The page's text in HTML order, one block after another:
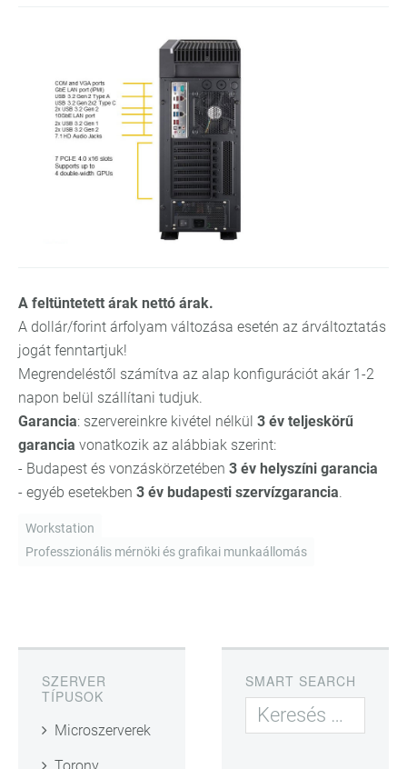
A feltüntetett árak nettó árak.
A dollár/forint árfolyam változása esetén az árváltoztatás
jogát fenntartjuk!
Megrendeléstől számítva az alap konfigurációt akár 1-2
napon belül szállítani tudjuk.
Garancia: szervereinkre kivétel nélkül 3 év teljeskörű
garancia vonatkozik az alábbiak szerint:
- Budapest és vonzáskörzetében 3 év helyszíni garancia
- egyéb esetekben 3 év budapesti szervízgarancia.
Workstation
Professzionális mérnöki és grafikai munkaállomás
SZERVER
TÍPUSOK
Microszerverek
Torony
SMART SEARCH